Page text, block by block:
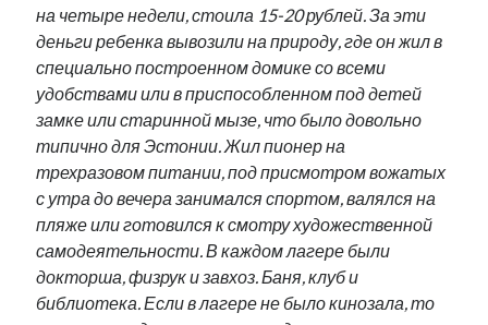
на четыре недели, стоила 15-20 рублей. За эти
деньги ребенка вывозили на природу, где он жил в
специально построенном домике со всеми
удобствами или в приспособленном под детей
замке или старинной мызе, что было довольно
типично для Эстонии. Жил пионер на
трехразовом питании, под присмотром вожатых
с утра до вечера занимался спортом, валялся на
пляже или готовился к смотру художественной
самодеятельности. В каждом лагере были
докторша, физрук и завхоз. Баня, клуб и
библиотека. Если в лагере не было кинозала, то